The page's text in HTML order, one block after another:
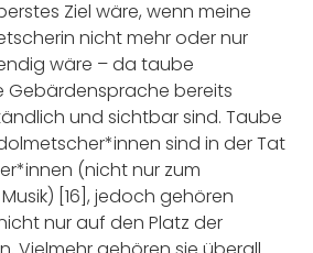
Ziel wäre, wenn meine
nicht mehr oder nur
wäre – da taube
Gebärdensprache bereits
und sichtbar sind. Taube
sind in der Tat
(nicht nur zum
[16], jedoch gehören
nur auf den Platz der